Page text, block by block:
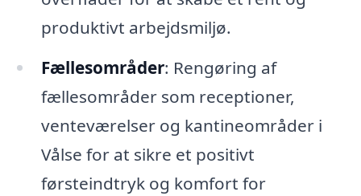
produktivt arbejdsmiljø.
Fællesområder: Rengøring af
fællesområder som receptioner,
venteværelser og kantineområder i
Vålse for at sikre et positivt
førsteindtryk og komfort for